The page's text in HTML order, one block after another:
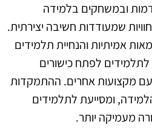
ובמשחקים בלמידה
שמעודדות חשיבה יצירתית.
אמיתיות והנחיית תלמידים
לפתח כישורים
עם מקצועות אחרים. ההתמקדות
ומסייעת לתלמידים
מעמיקה יותר.